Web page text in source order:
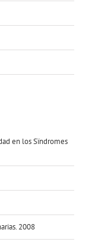
en los Sïndromes
2008